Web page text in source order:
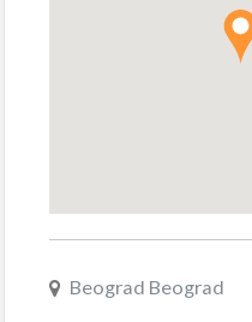
Beograd Beograd